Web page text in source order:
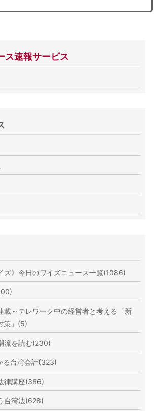
ス速報サービス
ズ》今日のワイズニュース一覧(1086)
載～テレワーク中の経営者と考える「新
策」(5)
を読む(230)
台湾会計(323)
律講座(366)
台湾法(628)